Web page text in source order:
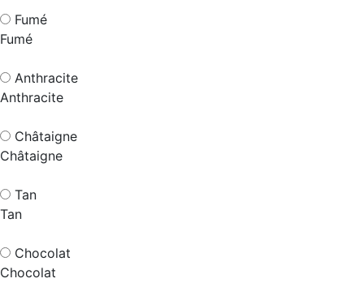
Fumé
Fumé
Anthracite
Anthracite
Châtaigne
Châtaigne
Tan
Tan
Chocolat
Chocolat